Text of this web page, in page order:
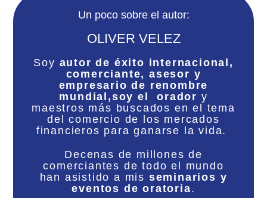
Un poco sobre el autor:
OLIVER VELEZ
Soy autor de éxito internacional,
comerciante, asesor y
empresario de renombre
mundial,soy el orador y
maestros más buscados en el tema
del comercio de los mercados
financieros para ganarse la vida.
Decenas de millones de
comerciantes de todo el mundo
han asistido a mis seminarios y
eventos de oratoria.